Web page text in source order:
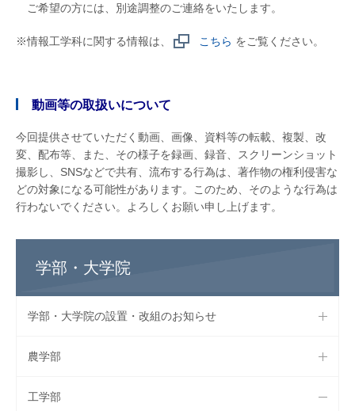
ご希望の方には、別途調整のご連絡をいたします。
※情報工学科に関する情報は、 こちら をご覧ください。
動画等の取扱いについて
今回提供させていただく動画、画像、資料等の転載、複製、改
変、配布等、また、その様子を録画、録音、スクリーンショット
撮影し、SNSなどで共有、流布する行為は、著作物の権利侵害な
どの対象になる可能性があります。このため、そのような行為は
行わないでください。よろしくお願い申し上げます。
学部・大学院
学部・大学院の設置・改組のお知らせ
農学部
工学部